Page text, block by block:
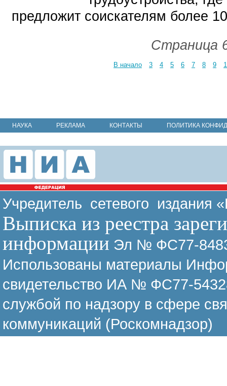
предложит соискателям более
Страница
В начало 3 4 5 6 7 8 9
НАУКА РЕКЛАМА КОНТАКТЫ ПОЛИТИКА
Учредитель сетевого издания
Выписка из реестра
информации Эл № ФС77-
Использованы материалы
свидетельство ИА № ФС77-
службой по надзору в сфере
коммуникаций (Роскомнадзор)